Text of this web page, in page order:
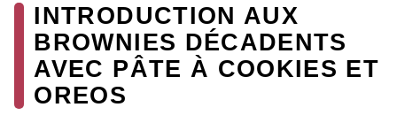
INTRODUCTION AUX
BROWNIES DÉCADENTS
AVEC PÂTE À COOKIES ET
OREOS